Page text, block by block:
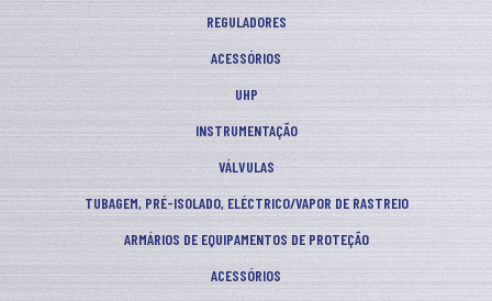
REGULADORES
ACESSÓRIOS
UHP
INSTRUMENTAÇÃO
VÁLVULAS
TUBAGEM, PRÉ-ISOLADO, ELÉCTRICO/VAPOR DE RASTREIO
ARMÁRIOS DE EQUIPAMENTOS DE PROTEÇÃO
ACESSÓRIOS